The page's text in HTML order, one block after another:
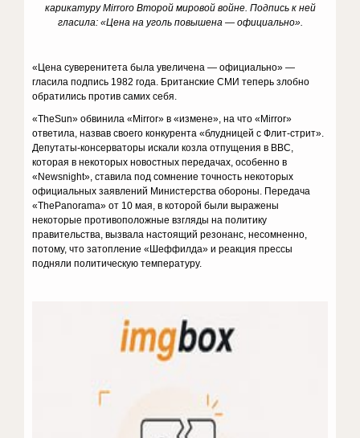
карикатуру Mirrorо Второй мировой войне. Подпись к ней
гласила: «Цена на уголь повышена — официально».
«Цена суверенитета была увеличена — официально» —
гласила подпись 1982 года. Британские СМИ теперь злобно
обратились против самих себя.
«TheSun» обвинила «Mirror» в «измене», на что «Mirror»
ответила, назвав своего конкурента «блудницей с Флит-стрит».
Депутаты-консерваторы искали козла отпущения в BBC,
которая в некоторых новостных передачах, особенно в
«Newsnight», ставила под сомнение точность некоторых
официальных заявлений Министерства обороны. Передача
«ThePanorama» от 10 мая, в которой были выражены
некоторые противоположные взгляды на политику
правительства, вызвала настоящий резонанс, несомненно,
потому, что затопление «Шеффилда» и реакция прессы
подняли политическую температуру.